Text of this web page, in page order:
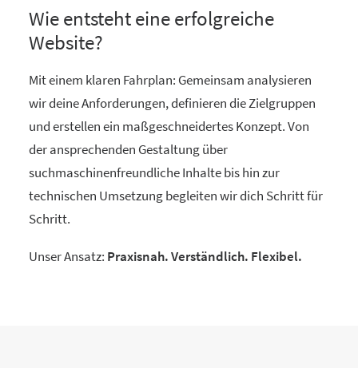
Wie entsteht eine erfolgreiche
Website?
Mit einem klaren Fahrplan: Gemeinsam analysieren
wir deine Anforderungen, definieren die Zielgruppen
und erstellen ein maßgeschneidertes Konzept. Von
der ansprechenden Gestaltung über
suchmaschinenfreundliche Inhalte bis hin zur
technischen Umsetzung begleiten wir dich Schritt für
Schritt.
Unser Ansatz: Praxisnah. Verständlich. Flexibel.